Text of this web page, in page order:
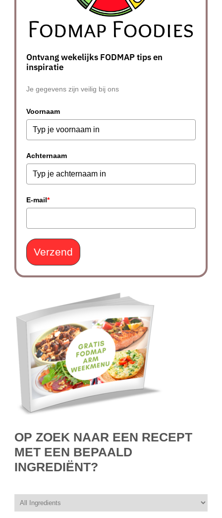
Ontvang wekelijks FODMAP tips en
inspiratie
Je gegevens zijn veilig bij ons
Voornaam
Achternaam
E-mail*
Verzend
OP ZOEK NAAR EEN RECEPT
MET EEN BEPAALD
INGREDIËNT?